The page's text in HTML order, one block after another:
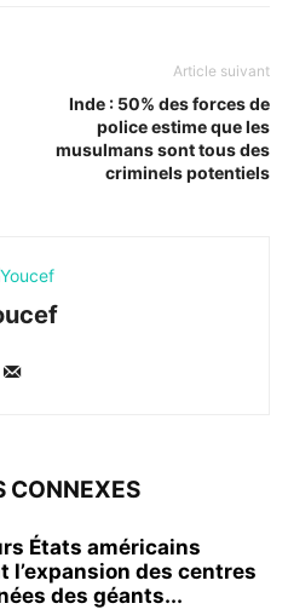
Article suivant
Inde : 50% des forces de
police estime que les
musulmans sont tous des
criminels potentiels
CONNEXES
États américains
l’expansion des centres
des géants...